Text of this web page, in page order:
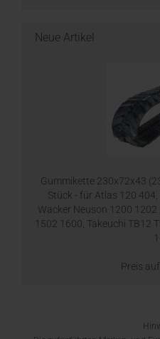
Neue Artikel
Gummikette 230x72x43
Stück - für Atlas 120
Wacker Neuson 1200
1502 1600, Takeuchi TB12
Preis